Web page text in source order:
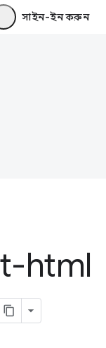
সাইন-ইন করুন
html